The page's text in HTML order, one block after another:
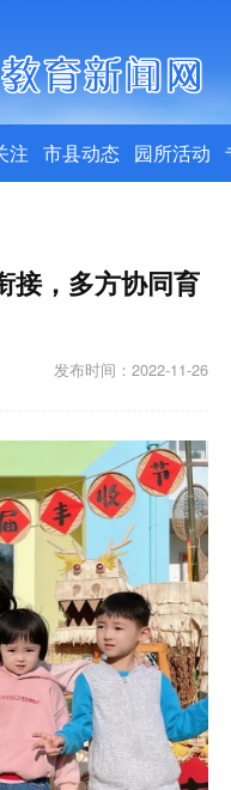
注 市县动态 园所活动
接，多方协同育
发布时间：2022-11-26